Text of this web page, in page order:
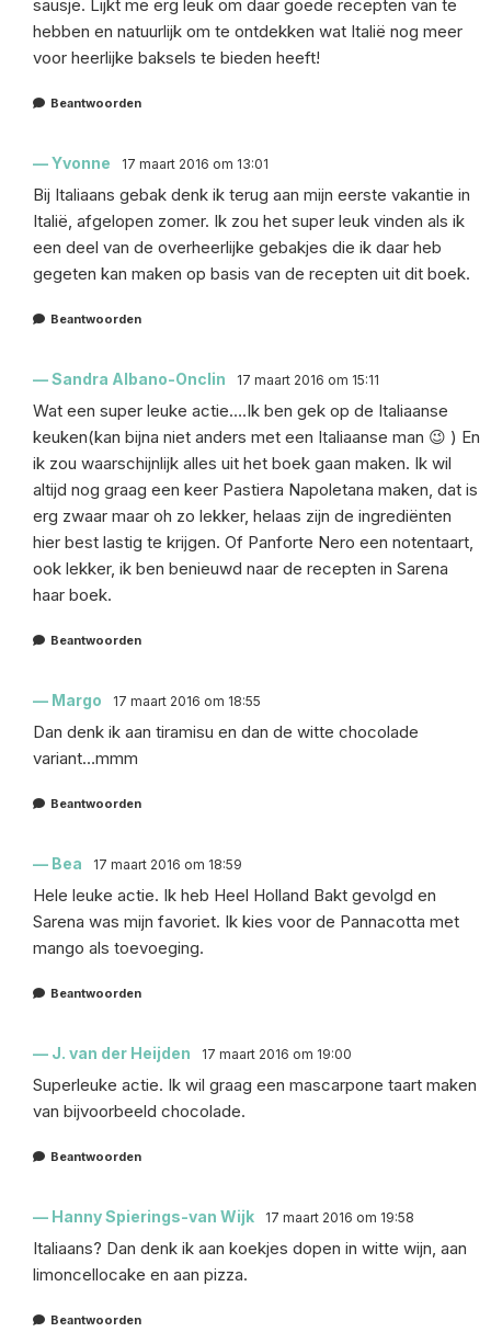
sausje. Lijkt me erg leuk om daar goede recepten van te
hebben en natuurlijk om te ontdekken wat Italië nog meer
voor heerlijke baksels te bieden heeft!
Beantwoorden
Yvonne 17 maart 2016 om 13:01
Bij Italiaans gebak denk ik terug aan mijn eerste vakantie in
Italië, afgelopen zomer. Ik zou het super leuk vinden als ik
een deel van de overheerlijke gebakjes die ik daar heb
gegeten kan maken op basis van de recepten uit dit boek.
Beantwoorden
Sandra Albano-Onclin 17 maart 2016 om 15:11
Wat een super leuke actie….Ik ben gek op de Italiaanse
keuken(kan bijna niet anders met een Italiaanse man 😉 ) En
ik zou waarschijnlijk alles uit het boek gaan maken. Ik wil
altijd nog graag een keer Pastiera Napoletana maken, dat is
erg zwaar maar oh zo lekker, helaas zijn de ingrediënten
hier best lastig te krijgen. Of Panforte Nero een notentaart,
ook lekker, ik ben benieuwd naar de recepten in Sarena
haar boek.
Beantwoorden
Margo 17 maart 2016 om 18:55
Dan denk ik aan tiramisu en dan de witte chocolade
variant…mmm
Beantwoorden
Bea 17 maart 2016 om 18:59
Hele leuke actie. Ik heb Heel Holland Bakt gevolgd en
Sarena was mijn favoriet. Ik kies voor de Pannacotta met
mango als toevoeging.
Beantwoorden
J. van der Heijden 17 maart 2016 om 19:00
Superleuke actie. Ik wil graag een mascarpone taart maken
van bijvoorbeeld chocolade.
Beantwoorden
Hanny Spierings-van Wijk 17 maart 2016 om 19:58
Italiaans? Dan denk ik aan koekjes dopen in witte wijn, aan
limoncellocake en aan pizza.
Beantwoorden